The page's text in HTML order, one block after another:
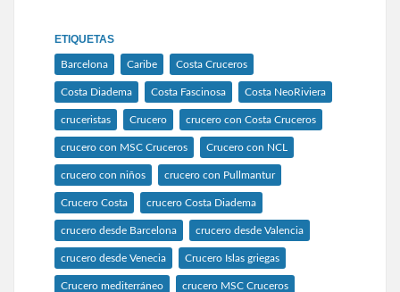
ETIQUETAS
Barcelona Caribe Costa Cruceros
Costa Diadema Costa Fascinosa Costa NeoRiviera
cruceristas Crucero crucero con Costa Cruceros
crucero con MSC Cruceros Crucero con NCL
crucero con niños crucero con Pullmantur
Crucero Costa crucero Costa Diadema
crucero desde Barcelona crucero desde Valencia
crucero desde Venecia Crucero Islas griegas
Crucero mediterráneo crucero MSC Cruceros